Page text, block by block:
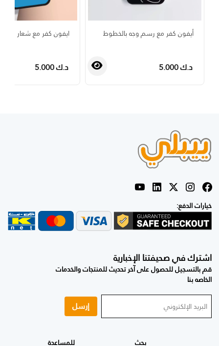
أيفون كفر مع رسم وجه بالخطوط
د.ك 5.000
ايفون كفر مع شعار
د.ك 5.000
خيارات الدفع:
اشترك في صحيفتنا الإخبارية
قم بالتسجيل للحصول على آخر تحديث للمنتجات والخدمات
الخاصه بنا
إرسل
بحث للمساعدة